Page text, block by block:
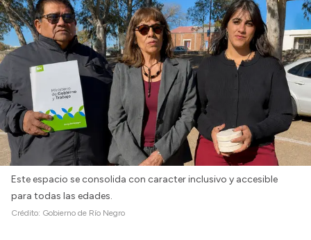
Login
Este espacio se consolida con caracter inclusivo y accesible
para todas las edades.
Crédito: Gobierno de Río Negro